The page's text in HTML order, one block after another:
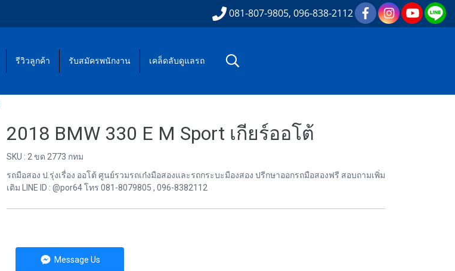
081-807-9805, 096-838-2112
รีวิวลูกค้า รับสมัครพนักงาน เคล็ดลับดูแลรถ
2018 BMW 330 E M Sport เกียร์ออโต้
SKU : 2 ขด 2773 กทม
รถมือสอง ป.รุ่งเรื่อง ออโต้ ศูนย์รวมรถเก๋งมือสองและรถกระบะมืองสอง ปรีกษาออกรถมือสองฟรี สอบถามเพิ่ม
เติม LINE ID : @por64 โทร 081-8079805 , 096-8382112
Message Us